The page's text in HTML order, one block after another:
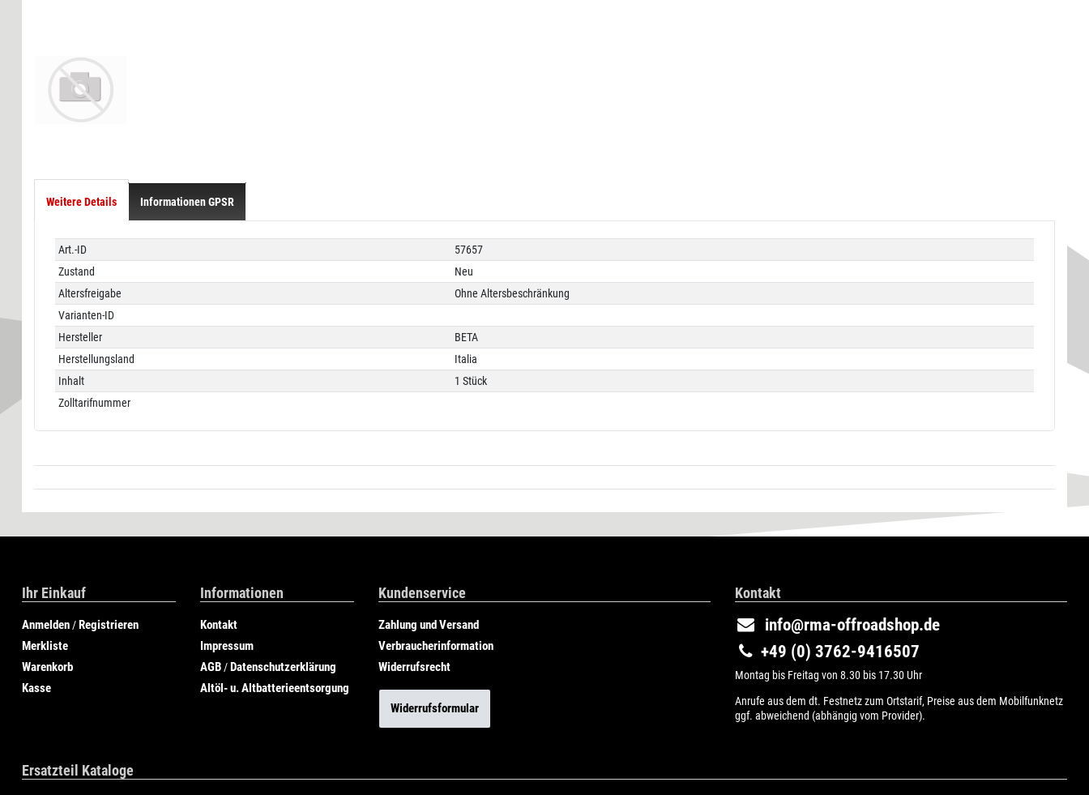
Weitere Details Informationen GPSR
Technisches
Merkmal
Wert
Art.-ID
57657
Zustand
Neu
Altersfreigabe
Ohne Altersbeschränkung
Varianten-ID
Hersteller
BETA
Herstellungsland
Italia
Inhalt
1 Stück
Zolltarifnummer
Ihr Einkauf
Anmelden /Registrieren
Merkliste
Warenkorb
Kasse
Informationen
Kontakt
Impressum
AGB /Datenschutzerklärung
Altöl- u. Altbatterieentsorgung
Kundenservice
Zahlung und Versand
Verbraucherinformation
Widerrufsrecht
Widerrufsformular
Kontakt
info@rma-offroadshop.de
+49 (0) 3762-9416507
Montag bis Freitag von 8.30 bis 17.30 Uhr
Anrufe aus dem dt. Festnetz zum Ortstarif, Preise aus dem Mobilfunknetz
ggf. abweichend (abhängig vom Provider).
Ersatzteil Kataloge